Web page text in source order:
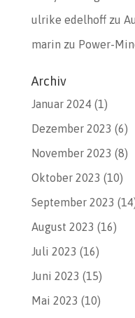
ulrike edelhoffzu
marin zu Power-
Archiv
Januar 2024(1)
Dezember 2023 (6)
November 2023 (8)
Oktober 2023 (10)
September 2023
August 2023 (16)
Juli 2023 (16)
Juni 2023 (15)
Mai 2023 (10)